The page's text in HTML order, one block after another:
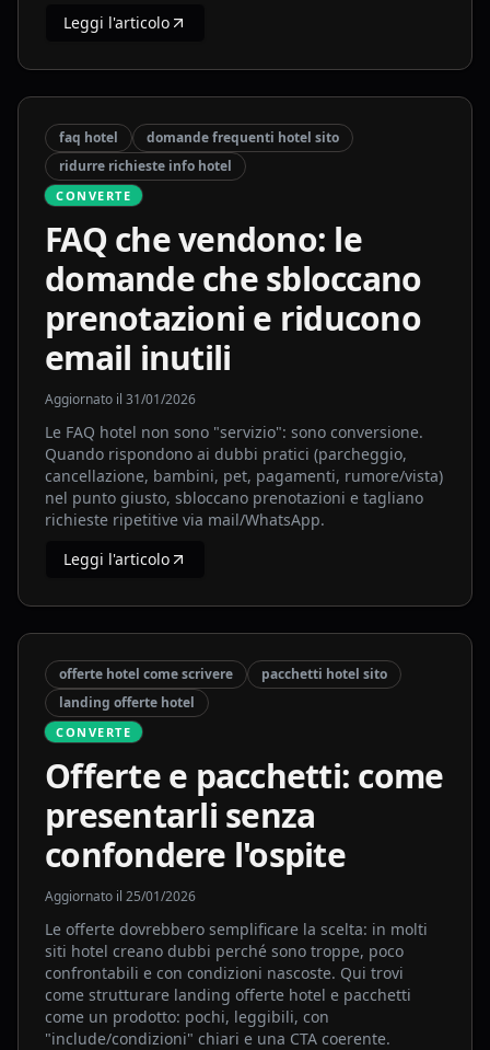
Leggi l'articolo
faq hotel
domande frequenti hotel sito
ridurre richieste info hotel
CONVERTE
FAQ che vendono: le
domande che sbloccano
prenotazioni e riducono
email inutili
Aggiornato il 31/01/2026
Le FAQ hotel non sono "servizio": sono conversione.
Quando rispondono ai dubbi pratici (parcheggio,
cancellazione, bambini, pet, pagamenti, rumore/vista)
nel punto giusto, sbloccano prenotazioni e tagliano
richieste ripetitive via mail/WhatsApp.
Leggi l'articolo
offerte hotel come scrivere
pacchetti hotel sito
landing offerte hotel
CONVERTE
Offerte e pacchetti: come
presentarli senza
confondere l'ospite
Aggiornato il 25/01/2026
Le offerte dovrebbero semplificare la scelta: in molti
siti hotel creano dubbi perché sono troppe, poco
confrontabili e con condizioni nascoste. Qui trovi
come strutturare landing offerte hotel e pacchetti
come un prodotto: pochi, leggibili, con
"include/condizioni" chiari e una CTA coerente.